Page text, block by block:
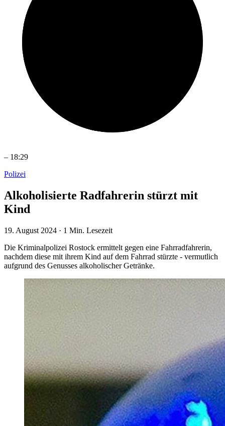
– 18:29
Polizei
Alkoholisierte Radfahrerin stürzt mit
Kind
19. August 2024 · 1 Min. Lesezeit
Die Kriminalpolizei Rostock ermittelt gegen eine Fahrradfahrerin,
nachdem diese mit ihrem Kind auf dem Fahrrad stürzte - vermutlich
aufgrund des Genusses alkoholischer Getränke.